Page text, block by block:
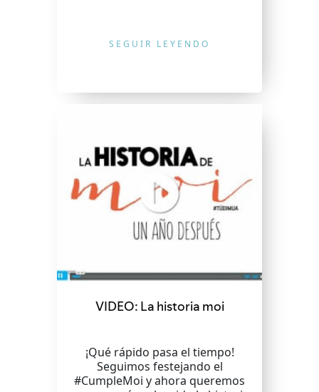
SEGUIR LEYENDO
VIDEO: La historia moi
¡Qué rápido pasa el tiempo!
Seguimos festejando el
#CumpleMoi y ahora queremos